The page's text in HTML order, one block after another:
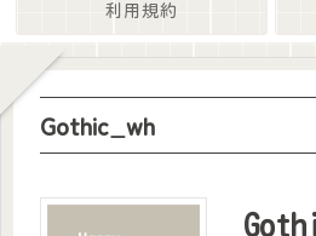
利用規約
Gothic_wh